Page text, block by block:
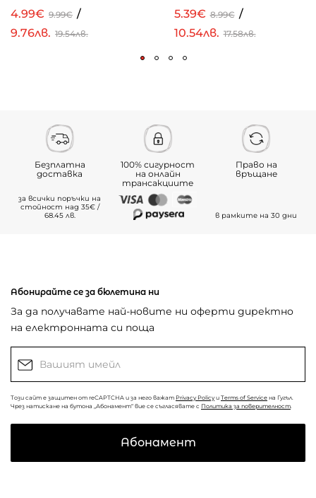
4.99€ 9.99€ /
9.76лв. 19.54лв.
5.39€ 8.99€ /
10.54лв. 17.58лв.
Безплатна
доставка
за всички поръчки на
стойност над 35€ /
68.45 лв.
100% сигурност
на онлайн
трансакциите
Право на
връщане
в рамките на 30 дни
Абонирайте се за бюлетина ни
За да получавате най-новите ни оферти директно
на електронната си поща
Този сайт е защитен от reCAPTCHA и за него важат Privacy Policy и Terms of Service на Гугъл.
Чрез натискане на бутона „Абонамент“ вие се съгласявате с Политика за поверителност
Абонамент